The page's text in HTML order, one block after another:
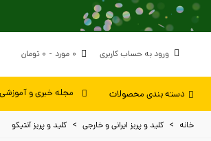
ورود به حساب کاربری 0 مورد - 0 تومان
دسته بندی محصولات مجله خبری و آموزشی
خانه > کلید و پریز ایرانی و خارجی > کلید و پریز آنتیکو